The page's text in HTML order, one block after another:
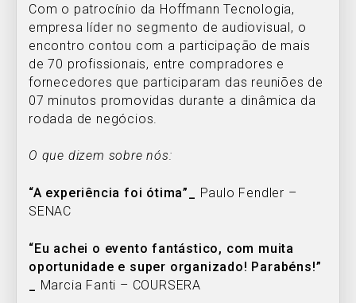
Com o patrocínio da Hoffmann Tecnologia,
empresa líder no segmento de audiovisual, o
encontro contou com a participação de mais
de 70 profissionais, entre compradores e
fornecedores que participaram das reuniões de
07 minutos promovidas durante a dinâmica da
rodada de negócios.
O que dizem sobre nós:
“A experiência foi ótima”_ Paulo Fendler –
SENAC
“Eu achei o evento fantástico, com muita
oportunidade e super organizado! Parabéns!”
Marcia Fanti – COURSERA